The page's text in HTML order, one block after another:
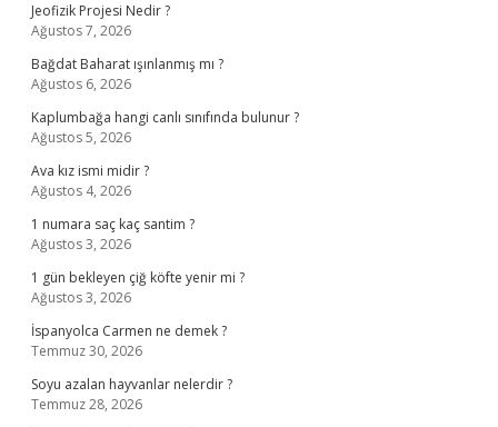
Jeofizik Projesi Nedir ?
Ağustos 7, 2026
Bağdat Baharat ışınlanmış mı ?
Ağustos 6, 2026
Kaplumbağa hangi canlı sınıfında bulunur ?
Ağustos 5, 2026
Ava kız ismi midir ?
Ağustos 4, 2026
1 numara saç kaç santim ?
Ağustos 3, 2026
1 gün bekleyen çiğ köfte yenir mi ?
Ağustos 3, 2026
İspanyolca Carmen ne demek ?
Temmuz 30, 2026
Soyu azalan hayvanlar nelerdir ?
Temmuz 28, 2026